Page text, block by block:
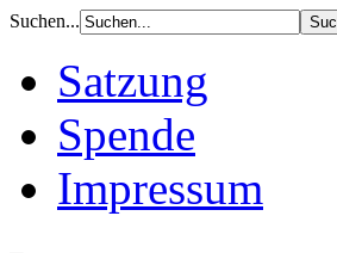
Suchen...
Satzung
Spende
Impressum